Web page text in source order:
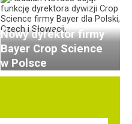
Nowy dyrektor firmy
Bayer Crop Science
w Polsce